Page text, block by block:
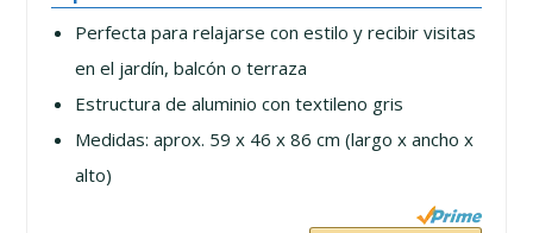
Perfecta para relajarse con estilo y recibir visitas
en el jardín, balcón o terraza
Estructura de aluminio con textileno gris
Medidas: aprox. 59 x 46 x 86 cm (largo x ancho x
alto)